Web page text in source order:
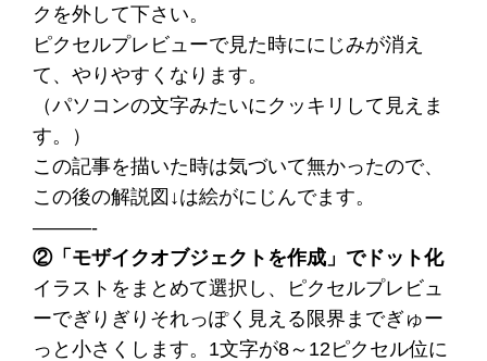
クを外して下さい。
ピクセルプレビューで見た時ににじみが消え
て、やりやすくなります。
（パソコンの文字みたいにクッキリして見えま
す。）
この記事を描いた時は気づいて無かったので、
この後の解説図↓は絵がにじんでます。
———-
②「モザイクオブジェクトを作成」でドット化
イラストをまとめて選択し、ピクセルプレビュ
ーでぎりぎりそれっぽく見える限界までぎゅー
っと小さくします。1文字が8～12ピクセル位に